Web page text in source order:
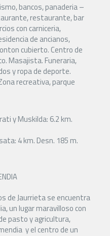
bancos, panaderia –
restaurante, bar
con carniceria,
de ancianos,
cubierto. Centro de
Masajista. Funeraria,
y ropa de deporte.
recreativa, parque
y Muskilda: 6.2 km.
4 km. Desn. 185 m.
de Jaurrieta se encuentra
un lugar maravilloso con
pasto y agricultura,
y el centro de un